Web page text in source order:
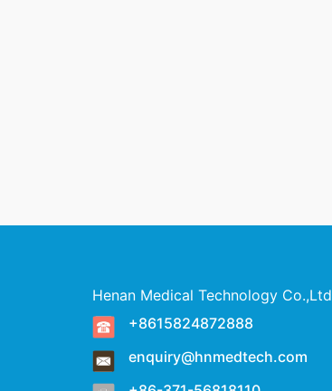
Henan Medical Technology Co.,Ltd
+8615824872888
enquiry@hnmedtech.com